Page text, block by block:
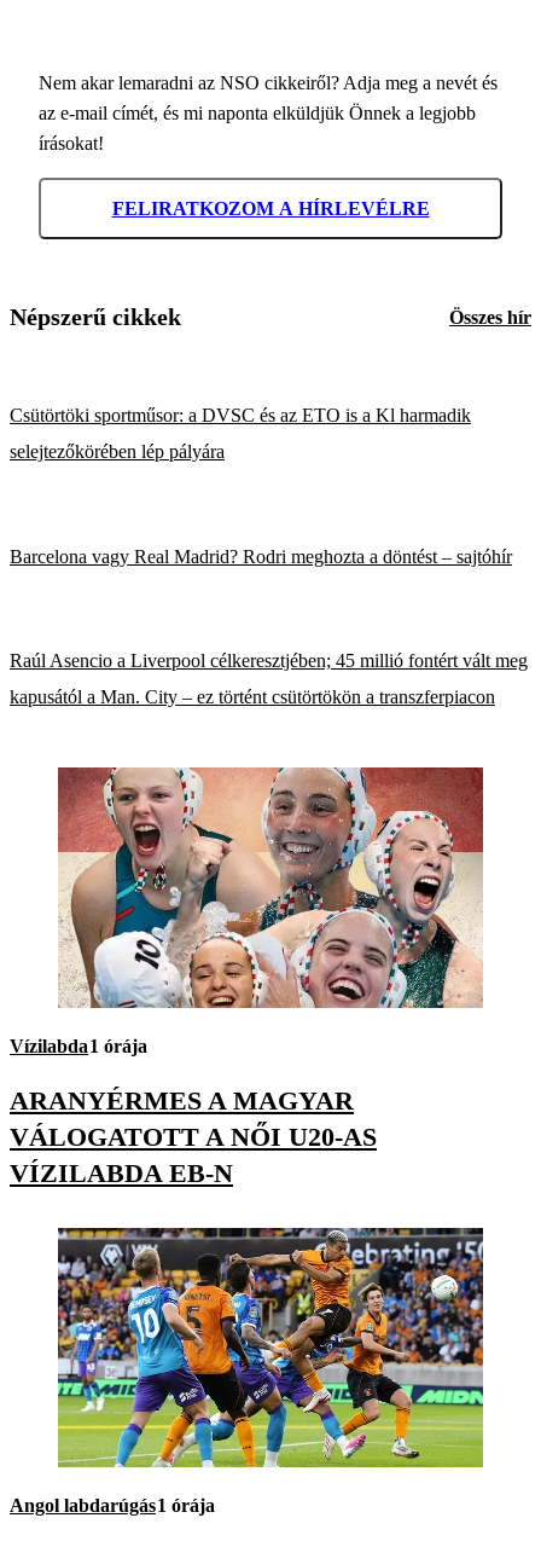
Nem akar lemaradni az NSO cikkeiről? Adja meg a nevét és
az e-mail címét, és mi naponta elküldjük Önnek a legjobb
írásokat!
FELIRATKOZOM A HÍRLEVÉLRE
Népszerű cikkek Összes hír
Csütörtöki sportműsor: a DVSC és az ETO is a Kl harmadik
selejtezőkörében lép pályára
Barcelona vagy Real Madrid? Rodri meghozta a döntést – sajtóhír
Raúl Asencio a Liverpool célkeresztjében; 45 millió fontért vált meg
kapusától a Man. City – ez történt csütörtökön a transzferpiacon
Vízilabda1 órája
ARANYÉRMES A MAGYAR
VÁLOGATOTT A NŐI U20-AS
VÍZILABDA EB-N
Angol labdarúgás1 órája